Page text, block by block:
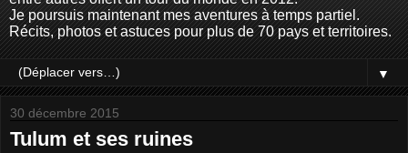
Je poursuis maintenant mes aventures à temps partiel.
Récits, photos et astuces pour plus de 70 pays et territoires.
▼
30 décembre 2015
Tulum et ses ruines